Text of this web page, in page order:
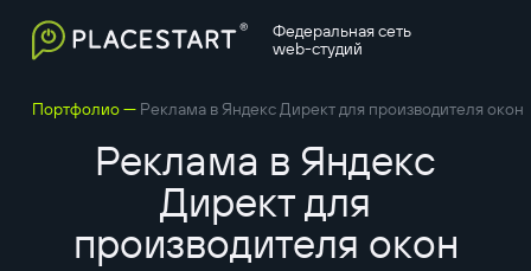
Федеральная сеть
web-студий
Портфолио— Реклама в Яндекс Директ для производителя окон
Реклама в Яндекс
Директ для
производителя окон